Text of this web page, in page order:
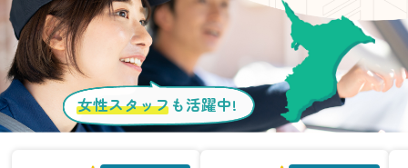
女性スタッフ も活躍中!